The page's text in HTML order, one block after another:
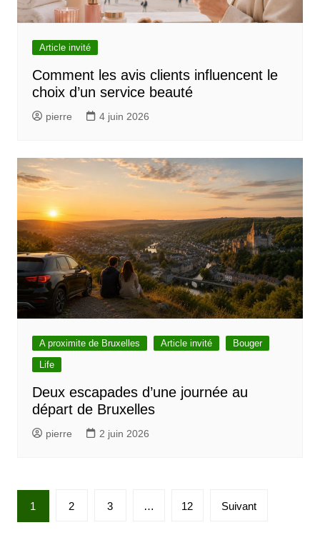
Article invité
Comment les avis clients influencent le
choix d’un service beauté
pierre 4 juin 2026
A proximite de Bruxelles Article invité
Bouger
Life
Deux escapades d’une journée au
départ de Bruxelles
pierre 2 juin 2026
a
1 2 3 … 12 Suivant